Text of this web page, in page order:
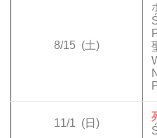
8/15 (土)
11/1 (日)